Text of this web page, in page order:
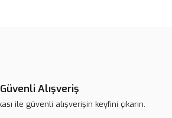
Güvenli Alışveriş
ile güvenli alışverişin keyfini çıkarın.